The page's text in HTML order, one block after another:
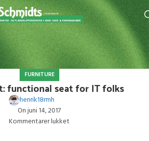
FURNITURE
functional seat for IT folks
henrik18rmh
On juni 14, 2017
Kommentarer lukket